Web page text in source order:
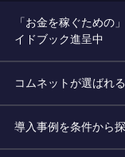
「お金を稼ぐための
イドブック進呈中
コムネットが選ばれ
導入事例を条件から